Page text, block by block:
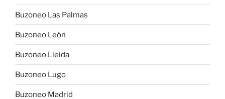
Buzoneo Las Palmas
Buzoneo León
Buzoneo Lleida
Buzoneo Lugo
Buzoneo Madrid